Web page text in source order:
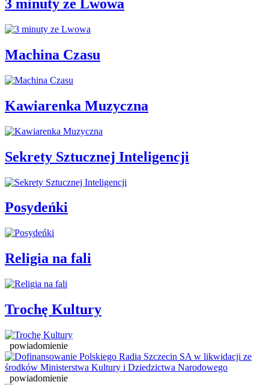
3 minuty ze Lwowa
Machina Czasu
Kawiarenka Muzyczna
Sekrety Sztucznej Inteligencji
Posydeńki
Religia na fali
Trochę Kultury
powiadomienie
powiadomienie